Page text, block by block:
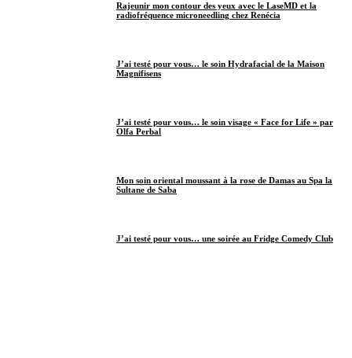
Rajeunir mon contour des yeux avec le LaseMD et la
radiofréquence microneedling chez Renécia
J’ai testé pour vous… le soin Hydrafacial de la Maison
Magnifisens
J’ai testé pour vous… le soin visage « Face for Life » par
Olfa Perbal
Mon soin oriental moussant à la rose de Damas au Spa la
Sultane de Saba
J’ai testé pour vous… une soirée au Fridge Comedy Club